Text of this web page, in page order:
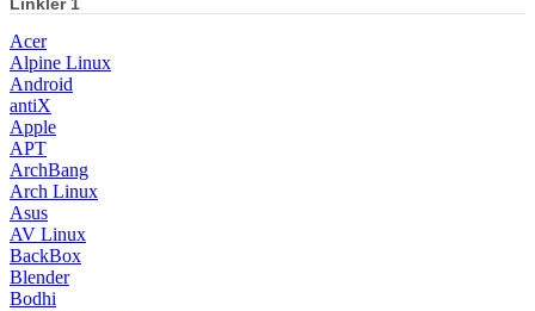
Arch Linux
Asus
AV Linux
BackBox
Blender
Bodhi
Calculate Linux
Calligra
Casper
CentOS
ClearOS
Clonezilla
Cinnamon
Cnet